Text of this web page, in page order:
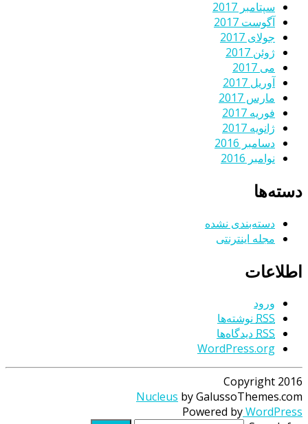
سپتامبر 2017
آگوست 2017
جولای 2017
ژوئن 2017
می 2017
آوریل 2017
مارس 2017
فوریه 2017
ژانویه 2017
دسامبر 2016
نوامبر 2016
دسته‌ها
دسته‌بندی نشده
مجله اینترنتی
اطلاعات
ورود
RSS نوشته‌ها
RSSدیدگاه‌ها
WordPress.org
Copyright 2016
Nucleus by GalussoThemes.com
Powered byWordPress